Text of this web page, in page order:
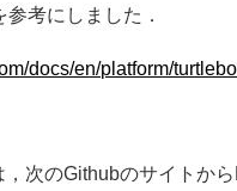
考にしました．
docs/en/platform/
次のGithubのサイトか